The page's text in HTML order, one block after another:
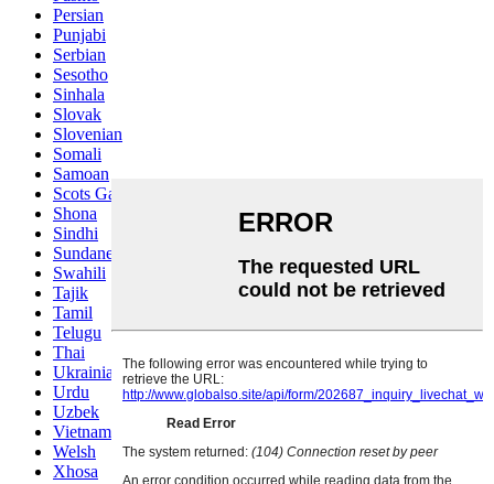
Persian
Punjabi
Serbian
Sesotho
Sinhala
Slovak
Slovenian
Somali
Samoan
Scots Gaelic
Shona
Sindhi
Sundanese
Swahili
Tajik
Tamil
Telugu
Thai
Ukrainian
Urdu
Uzbek
Vietnamese
Welsh
Xhosa